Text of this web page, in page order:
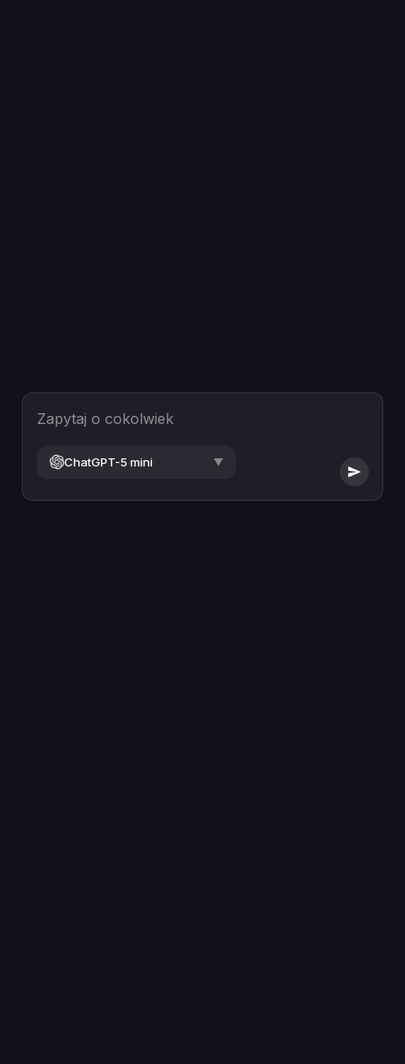
Zapytaj o cokolwiek
ChatGPT-5 mini ▼